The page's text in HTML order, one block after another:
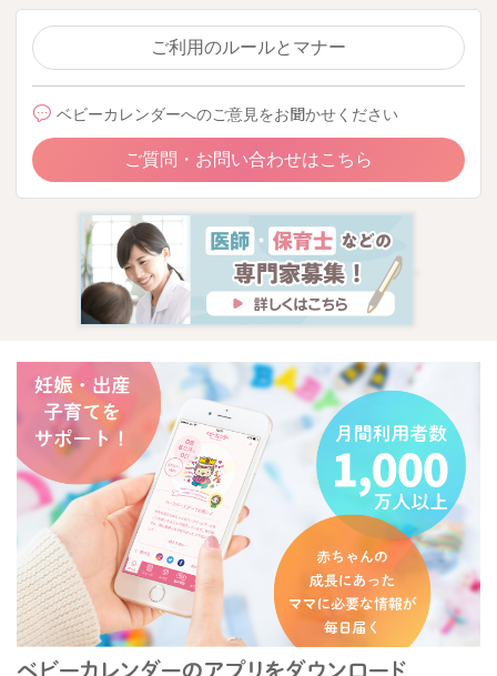
ご利用のルールとマナー
ベビーカレンダーへのご意見をお聞かせください
ご質問・お問い合わせはこちら